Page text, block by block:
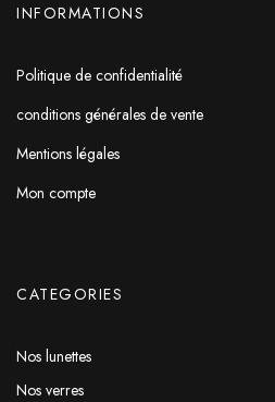
INFORMATIONS
Politique de confidentialité
conditions générales de vente
Mentions légales
Mon compte
CATEGORIES
Nos lunettes
Nos verres